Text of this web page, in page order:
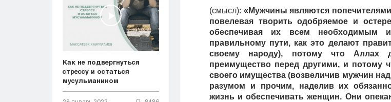
Как не подвергнуться
стрессу и остаться
мусульманином
(смысл): «Мужчины являются
повелевая творить одобряемое и
обеспечивая их всем необходимым
правильному пути, как это делают
своему народу), потому что
преимущество перед другими, и потому
своего имущества (возвеличив мужчин
разумом и прочим, наделив их
жизнь и обеспечивать женщин. Они